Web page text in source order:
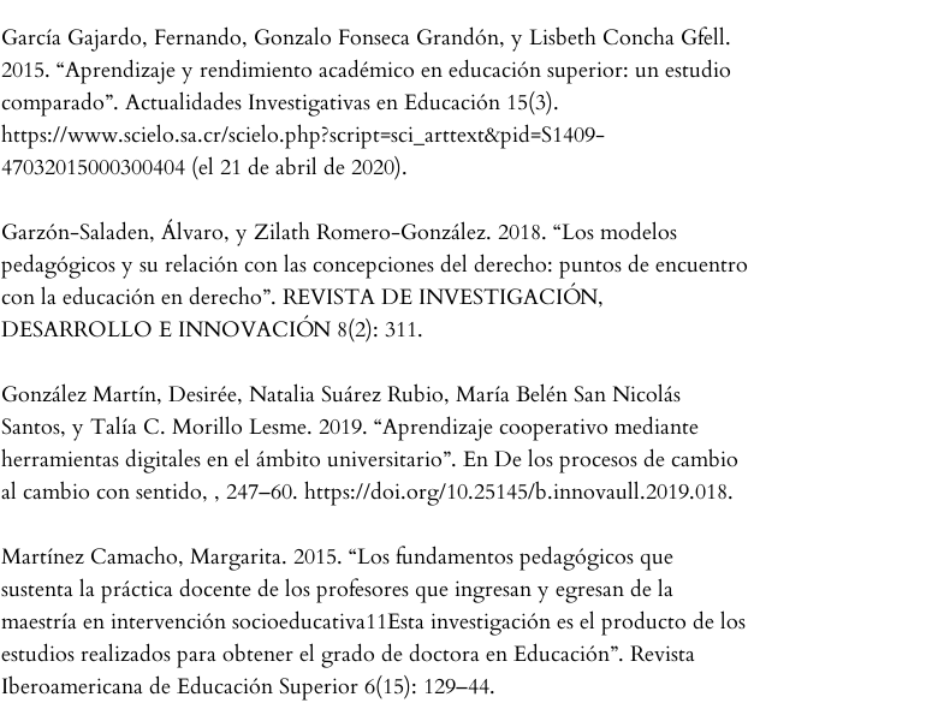
García Gajardo, Fernando, Gonzalo Fonseca Grandón, y Lisbeth Concha Gfell.
2015. “Aprendizaje y rendimiento académico en educación superior: un estudio
comparado”. Actualidades Investigativas en Educación 15(3).
https://www.scielo.sa.cr/scielo.php?script=sci_arttext&pid=S1409-
47032015000300404 (el 21 de abril de 2020).
Garzón-Saladen, Álvaro, y Zilath Romero-González. 2018. “Los modelos
pedagógicos y su relación con las concepciones del derecho: puntos de encuentro
con la educación en derecho”. REVISTA DE INVESTIGACIÓN,
DESARROLLO E INNOVACIÓN 8(2): 311.
González Martín, Desirée, Natalia Suárez Rubio, María Belén San Nicolás
Santos, y Talía C. Morillo Lesme. 2019. “Aprendizaje cooperativo mediante
herramientas digitales en el ámbito universitario”. En De los procesos de cambio
al cambio con sentido, , 247–60. https://doi.org/10.25145/b.innovaull.2019.018.
Martínez Camacho, Margarita. 2015. “Los fundamentos pedagógicos que
sustenta la práctica docente de los profesores que ingresan y egresan de la
maestría en intervención socioeducativa11Esta investigación es el producto de los
estudios realizados para obtener el grado de doctora en Educación”. Revista
Iberoamericana de Educación Superior 6(15): 129–44.